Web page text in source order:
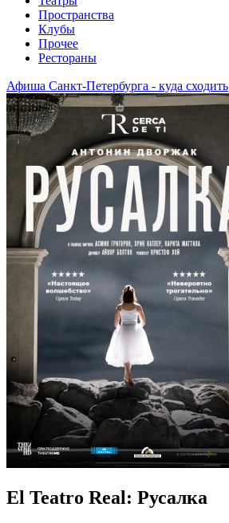
Пространства
Клубы
Прочее
Рестораны
Афиша Санкт-Петербурга - куда сходить
El Teatro Real: Русалка